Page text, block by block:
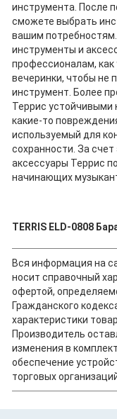
инструмента. После
сможете выбрать
вашим
инструменты и
профессионалам,
вечеринки, чтобы не
инструмент. Более
Террис устойчивыми
какие-то
используемый для
сохранности. За
аксессуары Террис
начинающих
TERRIS ELD-0808
Вся информация на
носит справочный
офертой,
Гражданского
характеристики
Производитель
изменения в
обеспечение
торговых